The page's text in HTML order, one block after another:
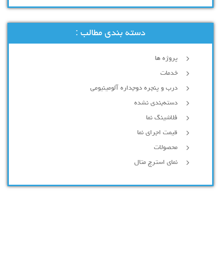
دسته بندی مطالب :
پروژه ها
خدمات
درب و پنجره دوجداره آلومینیومی
دسته‌بندی نشده
فلاشینگ نما
قیمت اجرای نما
محصولات
نمای استرچ متال